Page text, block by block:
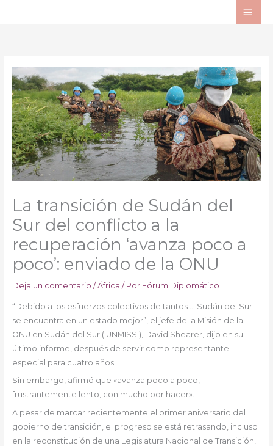
La transición de Sudán del
Sur del conflicto a la
recuperación ‘avanza poco a
poco’: enviado de la ONU
Deja un comentario / África / Por Fórum Diplomático
“Debido a los esfuerzos colectivos de tantos … Sudán del Sur
se encuentra en un estado mejor”, el jefe de la Misión de la
ONU en Sudán del Sur ( UNMISS ), David Shearer, dijo en su
último informe, después de servir como representante
especial para cuatro años.
Sin embargo, afirmó que «avanza poco a poco,
frustrantemente lento, con mucho por hacer».
A pesar de marcar recientemente el primer aniversario del
gobierno de transición, el progreso se está retrasando, incluso
en la reconstitución de una Legislatura Nacional de Transición,